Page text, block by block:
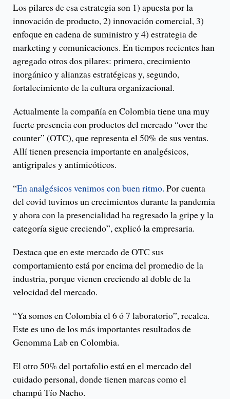
Los pilares de esa estrategia son 1) apuesta por la
innovación de producto, 2) innovación comercial, 3)
enfoque en cadena de suministro y 4) estrategia de
marketing y comunicaciones. En tiempos recientes han
agregado otros dos pilares: primero, crecimiento
inorgánico y alianzas estratégicas y, segundo,
fortalecimiento de la cultura organizacional.
Actualmente la compañía en Colombia tiene una muy
fuerte presencia con productos del mercado “over the
counter” (OTC), que representa el 50% de sus ventas.
Allí tienen presencia importante en analgésicos,
antigripales y antimicóticos.
“En analgésicos venimos con buen ritmo. Por cuenta
del covid tuvimos un crecimientos durante la pandemia
y ahora con la presencialidad ha regresado la gripe y la
categoría sigue creciendo”, explicó la empresaria.
Destaca que en este mercado de OTC sus
comportamiento está por encima del promedio de la
industria, porque vienen creciendo al doble de la
velocidad del mercado.
“Ya somos en Colombia el 6 ó 7 laboratorio”, recalca.
Este es uno de los más importantes resultados de
Genomma Lab en Colombia.
El otro 50% del portafolio está en el mercado del
cuidado personal, donde tienen marcas como el
champú Tío Nacho.